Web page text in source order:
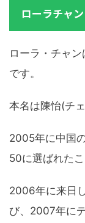
ローラチャ
ローラ・チャ
です。
本名は陳怡(チ
2005年に中国
50に選ばれた
2006年に来日
び、2007年に